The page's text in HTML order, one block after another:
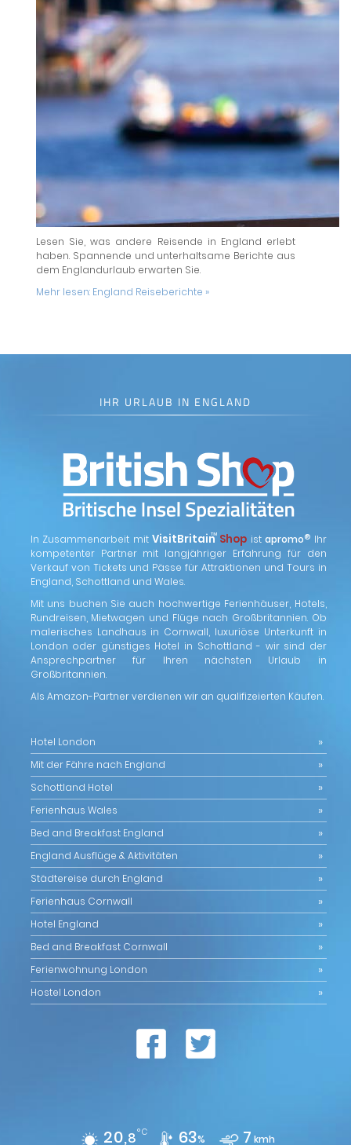
Lesen Sie, was andere Reisende in England erlebt
haben. Spannende und unterhaltsame Berichte aus
dem Englandurlaub erwarten Sie.
Mehr lesen: England Reiseberichte »
IHR URLAUB IN ENGLAND
In Zusammenarbeit mitVisitBritain
™ Shop istapromo® Ihr
kompetenter Partner mit langjähriger Erfahrung für den
Verkauf von Tickets und Pässe für Attraktionen und Tours in
England, Schottland und Wales.
Mit uns buchen Sie auch hochwertige Ferienhäuser, Hotels,
Rundreisen, Mietwagen und Flüge nach Großbritannien. Ob
malerisches Landhaus in Cornwall, luxuriöse Unterkunft in
London oder günstiges Hotel in Schottland - wir sind der
Ansprechpartner für Ihren nächsten Urlaub in
Großbritannien.
Als Amazon-Partner verdienen wir an qualifizeierten Käufen.
Hotel London
Mit der Fähre nach England
Schottland Hotel
Ferienhaus Wales
Bed and Breakfast England
England Ausflüge & Aktivitäten
Städtereise durch England
Ferienhaus Cornwall
Hotel England
Bed and Breakfast Cornwall
Ferienwohnung London
Hostel London
20,8°C 63% 7 kmh